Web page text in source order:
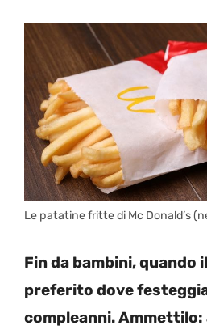
Le patatine fritte di Mc Donald’s
Fin da bambini, quando
preferito dove
compleanni.